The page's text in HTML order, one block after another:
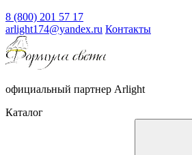
8 (800) 201 57 17
arlight174@yandex.ru Контакты
официальный партнер Arlight
Каталог